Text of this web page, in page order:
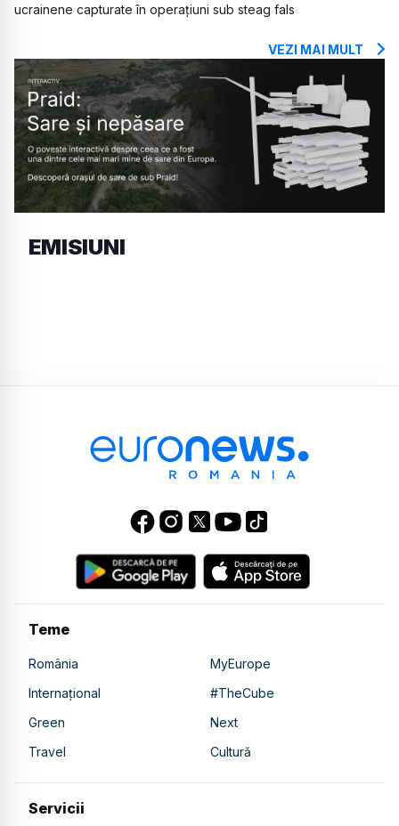
ucrainene capturate în operațiuni sub steag fals
VEZI MAI MULT
EMISIUNI
Teme
România
MyEurope
Internațional
#TheCube
Green
Next
Travel
Cultură
Servicii